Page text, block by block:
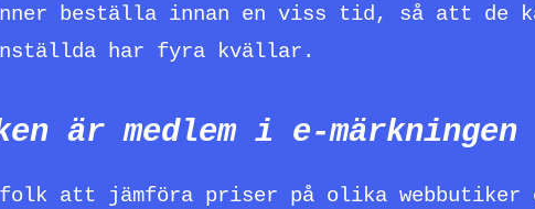
beställa innan en viss tid, så att de
har fyra kvällar.
är medlem i e-märkningen
att jämföra priser på olika webbutiker